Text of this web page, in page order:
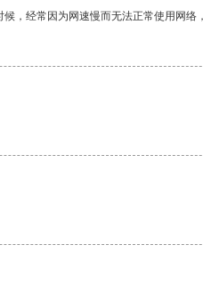
，经常因为网速慢而无法正常使用网络